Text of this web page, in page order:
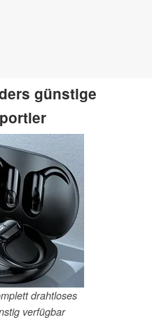
günstige
drahtloses
verfügbar